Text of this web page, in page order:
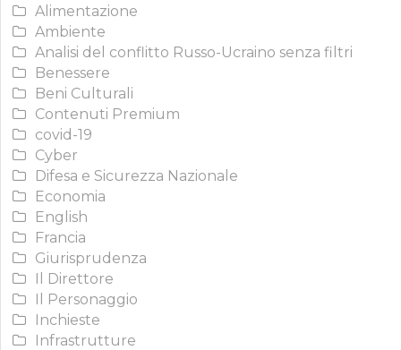
Alimentazione
Ambiente
Analisi del conflitto Russo-Ucraino senza filtri
Benessere
Beni Culturali
Contenuti Premium
covid-19
Cyber
Difesa e Sicurezza Nazionale
Economia
English
Francia
Giurisprudenza
Il Direttore
Il Personaggio
Inchieste
Infrastrutture